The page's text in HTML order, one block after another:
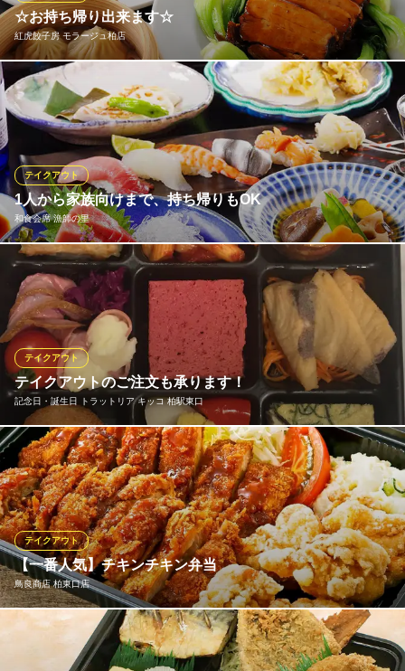
つくばエクスプレス柏の葉キャンパス駅 徒歩27分
千葉県柏市大山台1-24 アクロスプラザ柏大山台
☆お持ち帰り出来ます☆
紅虎餃子房 モラージュ柏店
本格中華をご家庭でも楽しめます！ 一部商品を除きお持ち帰り可
能です！
紅虎餃子房 モラージュ柏店
中国家庭料理
東武野田線（東武アーバンパークライン）柏駅西口 シャトルバス
15分
千葉県柏市大山台2-3 モラージュショッピングセンター1Ｆ
1人から家族向けまで、持ち帰りもOK
和食会席 漁師の里
テイクアウト
期間限定でテイクアウトをご提供中です！ 江戸前握りのセットや
ちらし丼などお1人様向けのセットから、3～4名様向けの盛り合わ
せまで、バリエーション豊富にご用意！加えて、唐揚げや焼き魚
などサイドメニュー単品のお持ち帰りもOK◎お電話でご予約いた
だけるとスムーズにお受取りいただけます！
和食会席 漁師の里
魚屋直営！鮨と旬味会席
つくばエクスプレス柏の葉キャンパス駅 徒歩1分
千葉県柏市若柴173-8 柏の葉キャンパス151街区 B棟SB-5
テイクアウトのご注文も承ります！
記念日・誕生日 トラットリア キッコ 柏駅東口
テイクアウト
お店の本格的なお料理がご自宅でご家族皆さんで楽しめます。テ
イクアウトのご注文も承ります！ ご依頼に場合は、店舗までお電
話にてご注文ください！
記念日・誕生日 トラットリア キッコ 柏駅東口
北イタリア料理
ＪＲ常磐線柏駅 徒歩6分
千葉県柏市柏3-3-18 AK BLD.7 1F
【一番人気】チキンチキン弁当
鳥良商店 柏東口店
テイクアウト
チキンカツと鶏唐揚のコラボ！！ あれもこれも食べたい方に欲張
りな弁当です！！